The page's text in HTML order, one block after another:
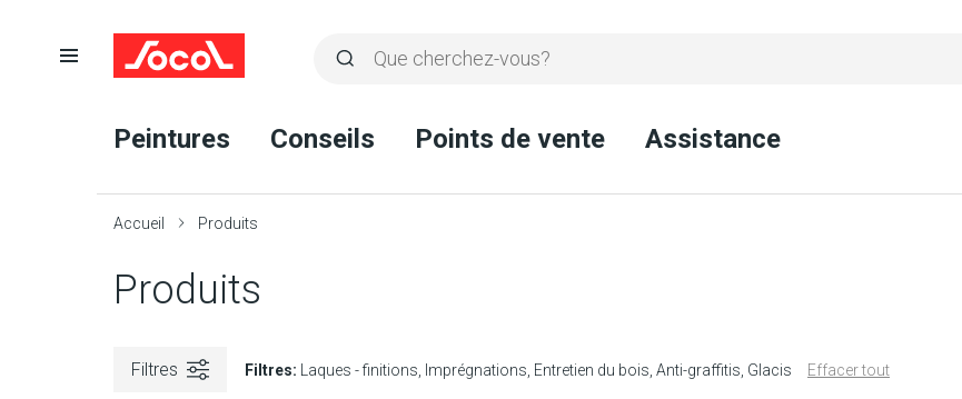
Rechercher
recherche
Ouvrir
Peintures Conseils Points de vente Assistance
Accueil Produits
Produits
Filtres Filtres: Laques - finitions Imprégnations Entretien du bois Anti-graffitis Glacis Effacer tout